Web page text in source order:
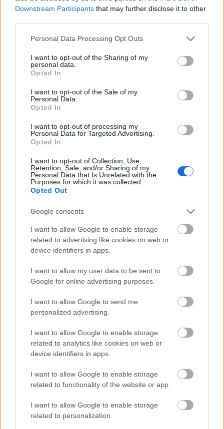
Downstream Participants that may further disclose it to other
Please note that this website/app uses one or more Google
not limited to your visit or usage behaviour. You may click to
grant or deny consent to Google and its third-party tags to
use your data for below specified purposes in below Google
consent section.
Personal Data Processing Opt Outs
I want to opt-out of the Sharing of my
personal data.
Opted In
I want to opt-out of the Sale of my
Personal Data.
Opted In
I want to opt-out of processing my
Personal Data for Targeted Advertising.
Opted In
I want to opt-out of Collection, Use,
Retention, Sale, and/or Sharing of my
Personal Data that Is Unrelated with the
Purposes for which it was collected.
Opted Out
Google consents
I want to allow Google to enable storage
related to advertising like cookies on web or
device identifiers in apps.
I want to allow my user data to be sent to
Google for online advertising purposes.
I want to allow Google to send me
personalized advertising.
I want to allow Google to enable storage
related to analytics like cookies on web or
device identifiers in apps.
I want to allow Google to enable storage
related to functionality of the website or app.
I want to allow Google to enable storage
related to personalization.
Lear királyában először Edmund, majd Gloster
Gézagyerekcímű darabjának Herda
Pityujaként is. Filmen is játszott, többek közt
Tűzoltó utca 25.
alkotásokban.
MTI Fotó: Czeglédi Zsolt
Művészetének elismeréseként megkapta a
Jászai Mari-díjat (1978), az érdemes művészi
(1985) és a kiváló művészi címet (2001). 1990-
ben Aase-díjjal tüntették ki, 2002-ben
megkapta a Pécsi Országos Színházi
Találkozó (POSZT) díját. Két alkalommal
kapott Csokonai-díjat, 2005-ben pedig
művészeti tevékenységét. 2014-ben,
Kossuth-díját átvéve így fogalmazott: "a
színészet a legnehezebb pálya. Ugyanakkor
Kóti Árpádot tavaly decemberben
választották a nemzet színészének.